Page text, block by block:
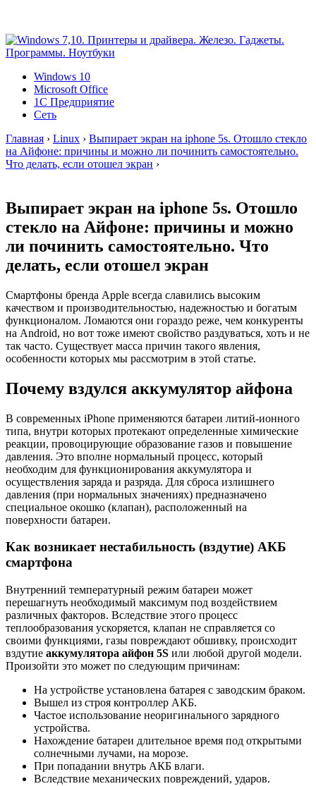
Windows 10
Microsoft Office
1C Предприятие
Сеть
Главная › Linux › Выпирает экран на iphone 5s. Отошло стекло
на Айфоне: причины и можно ли починить самостоятельно.
Что делать, если отошел экран ›
Выпирает экран на iphone 5s. Отошло
стекло на Айфоне: причины и можно
ли починить самостоятельно. Что
делать, если отошел экран
Смартфоны бренда Apple всегда славились высоким
качеством и производительностью, надежностью и богатым
функционалом. Ломаются они гораздо реже, чем конкуренты
на Android, но вот тоже имеют свойство раздуваться, хоть и не
так часто. Существует масса причин такого явления,
особенности которых мы рассмотрим в этой статье.
Почему вздулся аккумулятор айфона
В современных iPhone применяются батареи литий-ионного
типа, внутри которых протекают определенные химические
реакции, провоцирующие образование газов и повышение
давления. Это вполне нормальный процесс, который
необходим для функционирования аккумулятора и
осуществления заряда и разряда. Для сброса излишнего
давления (при нормальных значениях) предназначено
специальное окошко (клапан), расположенный на
поверхности батареи.
Как возникает нестабильность (вздутие) АКБ
смартфона
Внутренний температурный режим батареи может
перешагнуть необходимый максимум под воздействием
различных факторов. Вследствие этого процесс
теплообразования ускоряется, клапан не справляется со
своими функциями, газы повреждают обшивку, происходит
вздутие аккумулятора айфон 5S или любой другой модели.
Произойти это может по следующим причинам:
На устройстве установлена батарея с заводским браком.
Вышел из строя контроллер АКБ.
Частое использование неоригинального зарядного
устройства.
Нахождение батареи длительное время под открытыми
солнечными лучами, на морозе.
При попадании внутрь АКБ влаги.
Вследствие механических повреждений, ударов.